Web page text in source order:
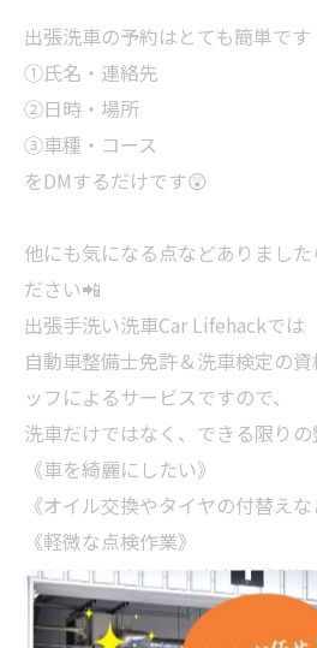
出張洗車の予約はとても簡単です
①氏名・連絡先
②日時・場所
③車種・コース
をDMするだけです😲
他にも気になる点などありまし
ださい📲
出張手洗い洗車Car Lifehackでは
自動車整備士免許＆洗車検定の
ッフによるサービスですので、
洗車だけではなく、できる限り
《車を綺麗にしたい》
《オイル交換やタイヤの付替えな
《軽微な点検作業》
をお考えの方はぜひ当店をご利